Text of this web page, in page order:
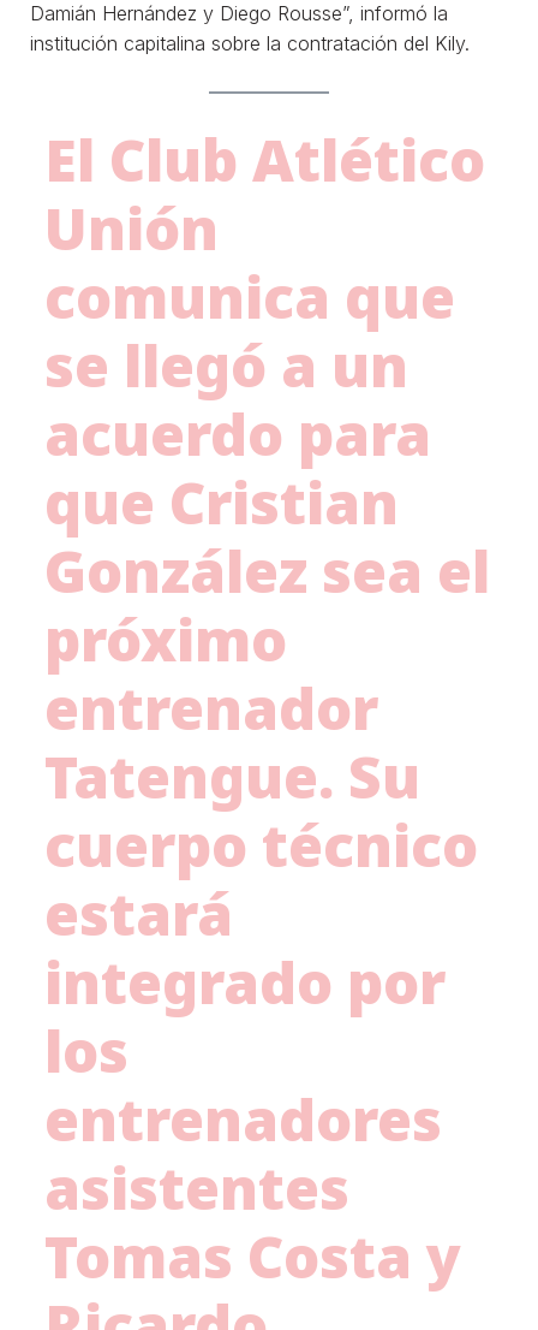
Damián Hernández y Diego Rousse”, informó la
institución capitalina sobre la contratación del Kily.
El Club Atlético
Unión
comunica que
se llegó a un
acuerdo para
que Cristian
González sea el
próximo
entrenador
Tatengue. Su
cuerpo técnico
estará
integrado por
los
entrenadores
asistentes
Tomas Costa y